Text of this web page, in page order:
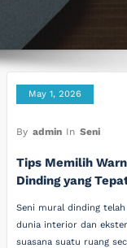
May 1, 2026
By admin In Seni
Tips Memilih
Dinding yang
Seni mural dinding
dunia interior dan
suasana suatu ruang